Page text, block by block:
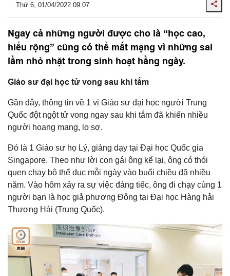
Thứ 6, 01/04/2022 09:07
Ngay cả những người được cho là “học cao,
hiểu rộng” cũng có thể mất mạng vì những sai
lầm nhỏ nhặt trong sinh hoạt hằng ngày.
Giáo sư đại học tử vong sau khi tắm
Gần đây, thông tin về 1 vị Giáo sư đại học người Trung
Quốc đột ngột tử vong ngay sau khi tắm đã khiến nhiều
người hoang mang, lo sợ.
Đó là 1 Giáo sư họ Lý, giảng dạy tại Đại học Quốc gia
Singapore. Theo như lời con gái ông kể lại, ông có thói
quen chạy bộ thể dục mỗi ngày vào buổi chiều đã nhiều
năm. Vào hôm xảy ra sự việc đáng tiếc, ông đi chạy cùng 1
người bạn là học giả phương Đông tại Đại học Hàng hải
Thượng Hải (Trung Quốc).